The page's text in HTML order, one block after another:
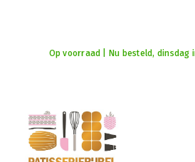
Op voorraad | Nu besteld, dinsdag